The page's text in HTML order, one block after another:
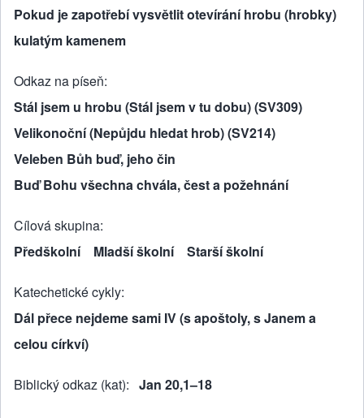
Pokud je zapotřebí vysvětlit otevírání hrobu (hrobky)
kulatým kamenem
Odkaz na píseň
Stál jsem u hrobu (Stál jsem v tu dobu) (SV309)
Velikonoční (Nepůjdu hledat hrob) (SV214)
Veleben Bůh buď, jeho čin
Buď Bohu všechna chvála, čest a požehnání
Cílová skupina
Předškolní
Mladší školní Starší školní
Katechetické cykly
Dál přece nejdeme sami IV (s apoštoly, s Janem a
celou církví)
Biblický odkaz (kat) Jan 20,1–18